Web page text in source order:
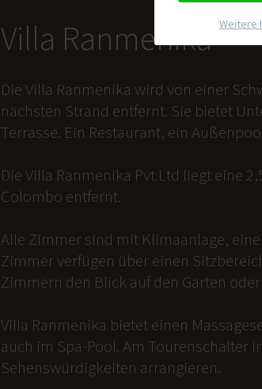
Villa Ranmenika
Die Villa Ranmenika wird von einer
nächsten Strand entfernt. Sie bietet
Terrasse. Ein Restaurant, ein
Die Villa Ranmenika Pvt.Ltd liegt eine
Colombo entfernt.
Alle Zimmer sind mit Klimaanlage,
Zimmer verfügen über einen
Zimmern den Blick auf den Garten
Villa Ranmenika bietet einen
auch im Spa-Pool. Am Tourenschalter
Sehenswürdigkeiten arrangieren.
Weitere